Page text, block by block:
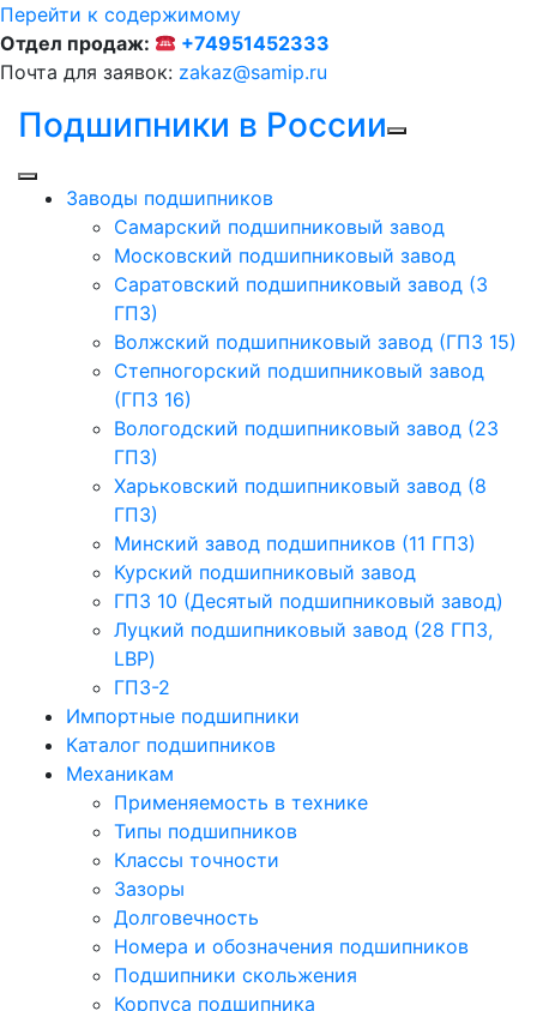
Перейти к содержимому
Отдел продаж:
+74951452333
Почта для заявок: zakaz@samip.ru
Подшипники в России
Заводы подшипников
Cамарский подшипниковый завод
Московский подшипниковый завод
Саратовский подшипниковый завод (3
ГПЗ)
Волжский подшипниковый завод (ГПЗ 15)
Степногорский подшипниковый завод
(ГПЗ 16)
Вологодский подшипниковый завод (23
ГПЗ)
Харьковский подшипниковый завод (8
ГПЗ)
Минский завод подшипников (11 ГПЗ)
Курский подшипниковый завод
ГПЗ 10 (Десятый подшипниковый завод)
Луцкий подшипниковый завод (28 ГПЗ,
LBP)
ГПЗ-2
Импортные подшипники
Каталог подшипников
Механикам
Применяемость в технике
Типы подшипников
Классы точности
Зазоры
Долговечность
Номера и обозначения подшипников
Подшипники скольжения
Корпуса подшипника